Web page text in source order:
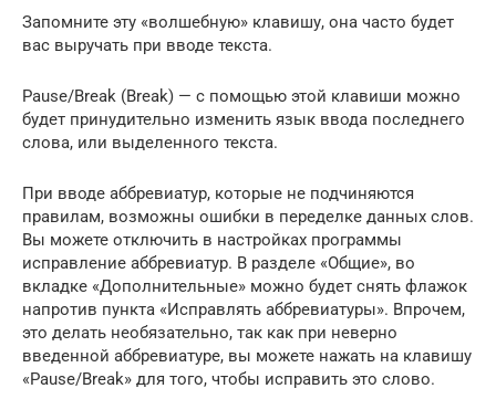
Запомните эту «волшебную» клавишу, она часто будет
вас выручать при вводе текста.
Pause/Break (Break) — с помощью этой клавиши можно
будет принудительно изменить язык ввода последнего
слова, или выделенного текста.
При вводе аббревиатур, которые не подчиняются
правилам, возможны ошибки в переделке данных слов.
Вы можете отключить в настройках программы
исправление аббревиатур. В разделе «Общие», во
вкладке «Дополнительные» можно будет снять флажок
напротив пункта «Исправлять аббревиатуры». Впрочем,
это делать необязательно, так как при неверно
введенной аббревиатуре, вы можете нажать на клавишу
«Pause/Break» для того, чтобы исправить это слово.